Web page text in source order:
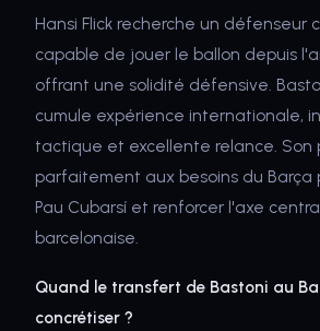
Hansi Flick recherche un défenseur
capable de jouer le ballon depuis
offrant une solidité défensive.
cumule expérience internationale,
tactique et excellente relance. Son
parfaitement aux besoins du Barça
Pau Cubarsí et renforcer l'axe
barcelonaise.
Quand le transfert de Bastoni au
concrétiser ?